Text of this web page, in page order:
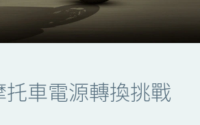
托車電源轉換挑戰